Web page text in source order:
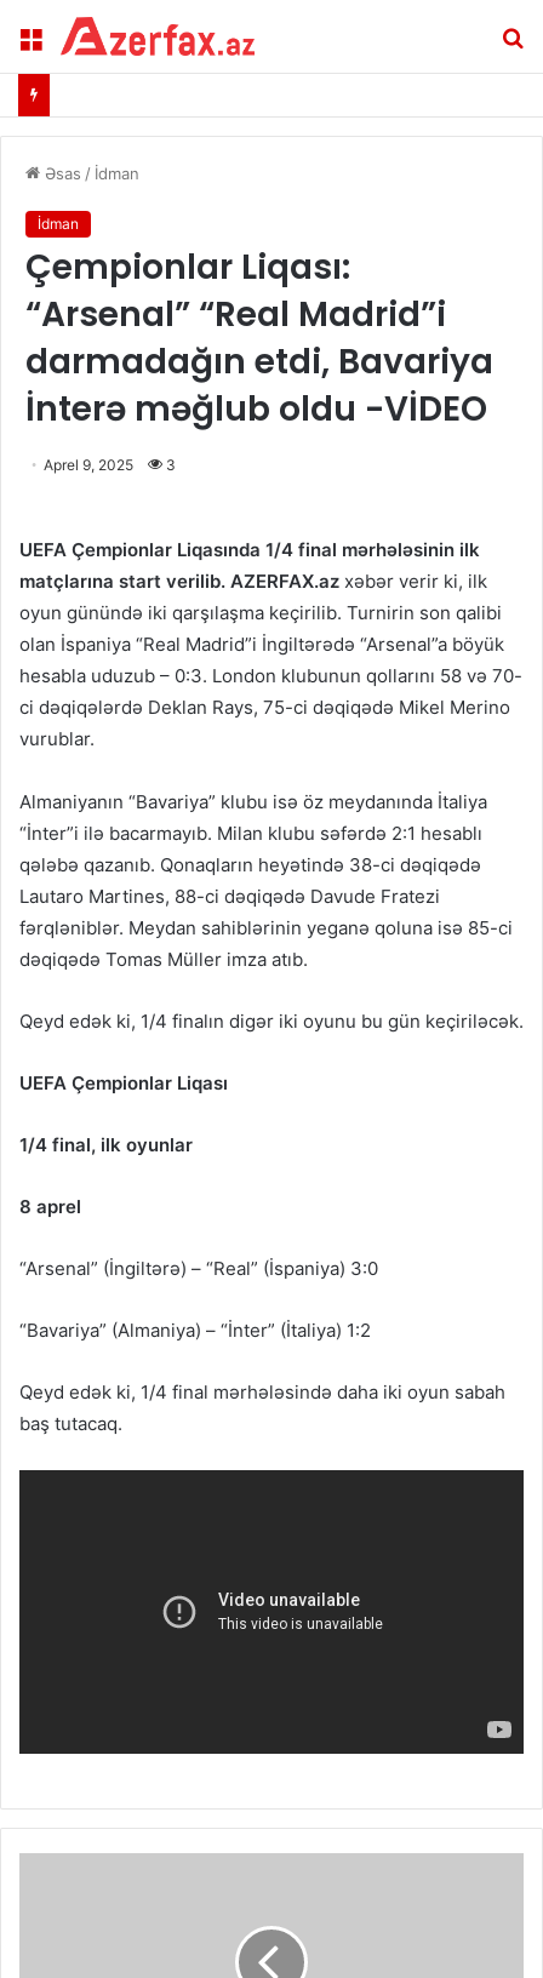
Menu
Əsas / İdman
İdman
Çempionlar Liqası:
“Arsenal” “Real Madrid”i
darmadağın etdi, Bavariya
İnterə məğlub oldu -VİDEO
Aprel 9, 2025 3
UEFA Çempionlar Liqasında 1/4 final mərhələsinin ilk
matçlarına start verilib. AZERFAX.az xəbər verir ki, ilk
oyun günündə iki qarşılaşma keçirilib. Turnirin son qalibi
olan İspaniya “Real Madrid”i İngiltərədə “Arsenal”a böyük
hesabla uduzub – 0:3. London klubunun qollarını 58 və 70-
ci dəqiqələrdə Deklan Rays, 75-ci dəqiqədə Mikel Merino
vurublar.
Almaniyanın “Bavariya” klubu isə öz meydanında İtaliya
“İnter”i ilə bacarmayıb. Milan klubu səfərdə 2:1 hesablı
qələbə qazanıb. Qonaqların heyətində 38-ci dəqiqədə
Lautaro Martines, 88-ci dəqiqədə Davude Fratezi
fərqləniblər. Meydan sahiblərinin yeganə qoluna isə 85-ci
dəqiqədə Tomas Müller imza atıb.
Qeyd edək ki, 1/4 finalın digər iki oyunu bu gün keçiriləcək.
UEFA Çempionlar Liqası
1/4 final, ilk oyunlar
8 aprel
“Arsenal” (İngiltərə) – “Real” (İspaniya) 3:0
“Bavariya” (Almaniya) – “İnter” (İtaliya) 1:2
Qeyd edək ki, 1/4 final mərhələsində daha iki oyun sabah
baş tutacaq.